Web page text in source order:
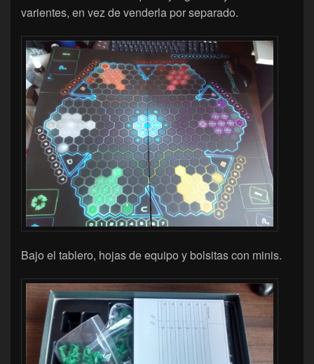
varientes, en vez de venderla por separado.
Bajo el tablero, hojas de equipo y bolsitas con minis.